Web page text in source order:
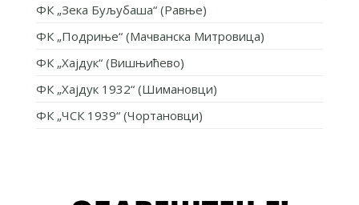
ФК „Зека Буљубаша“ (Равње)
ФК „Подриње“ (Мачванска Митровица)
ФК „Хајдук“ (Вишњићево)
ФК „Хајдук 1932“ (Шимановци)
ФК „ЧСК 1939“ (Чортановци)